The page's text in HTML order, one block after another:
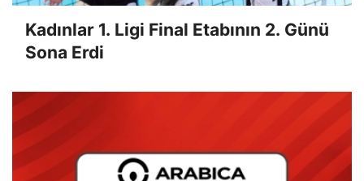
Kadınlar 1. Ligi Final Etabının 2. Günü
Sona Erdi